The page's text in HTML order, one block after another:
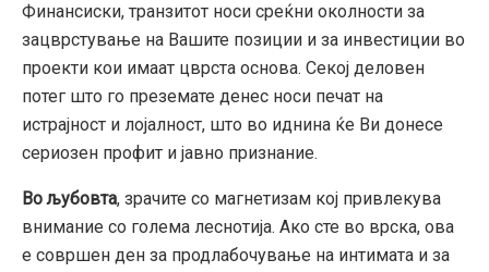
Финансиски, транзитот носи среќни околности за
зацврстување на Вашите позиции и за инвестиции во
проекти кои имаат цврста основа. Секој деловен
потег што го преземате денес носи печат на
истрајност и лојалност, што во иднина ќе Ви донесе
сериозен профит и јавно признание.
Во љубовта, зрачите со магнетизам кој привлекува
внимание со голема леснотија. Ако сте во врска, ова
е совршен ден за продлабочување на интимата и за